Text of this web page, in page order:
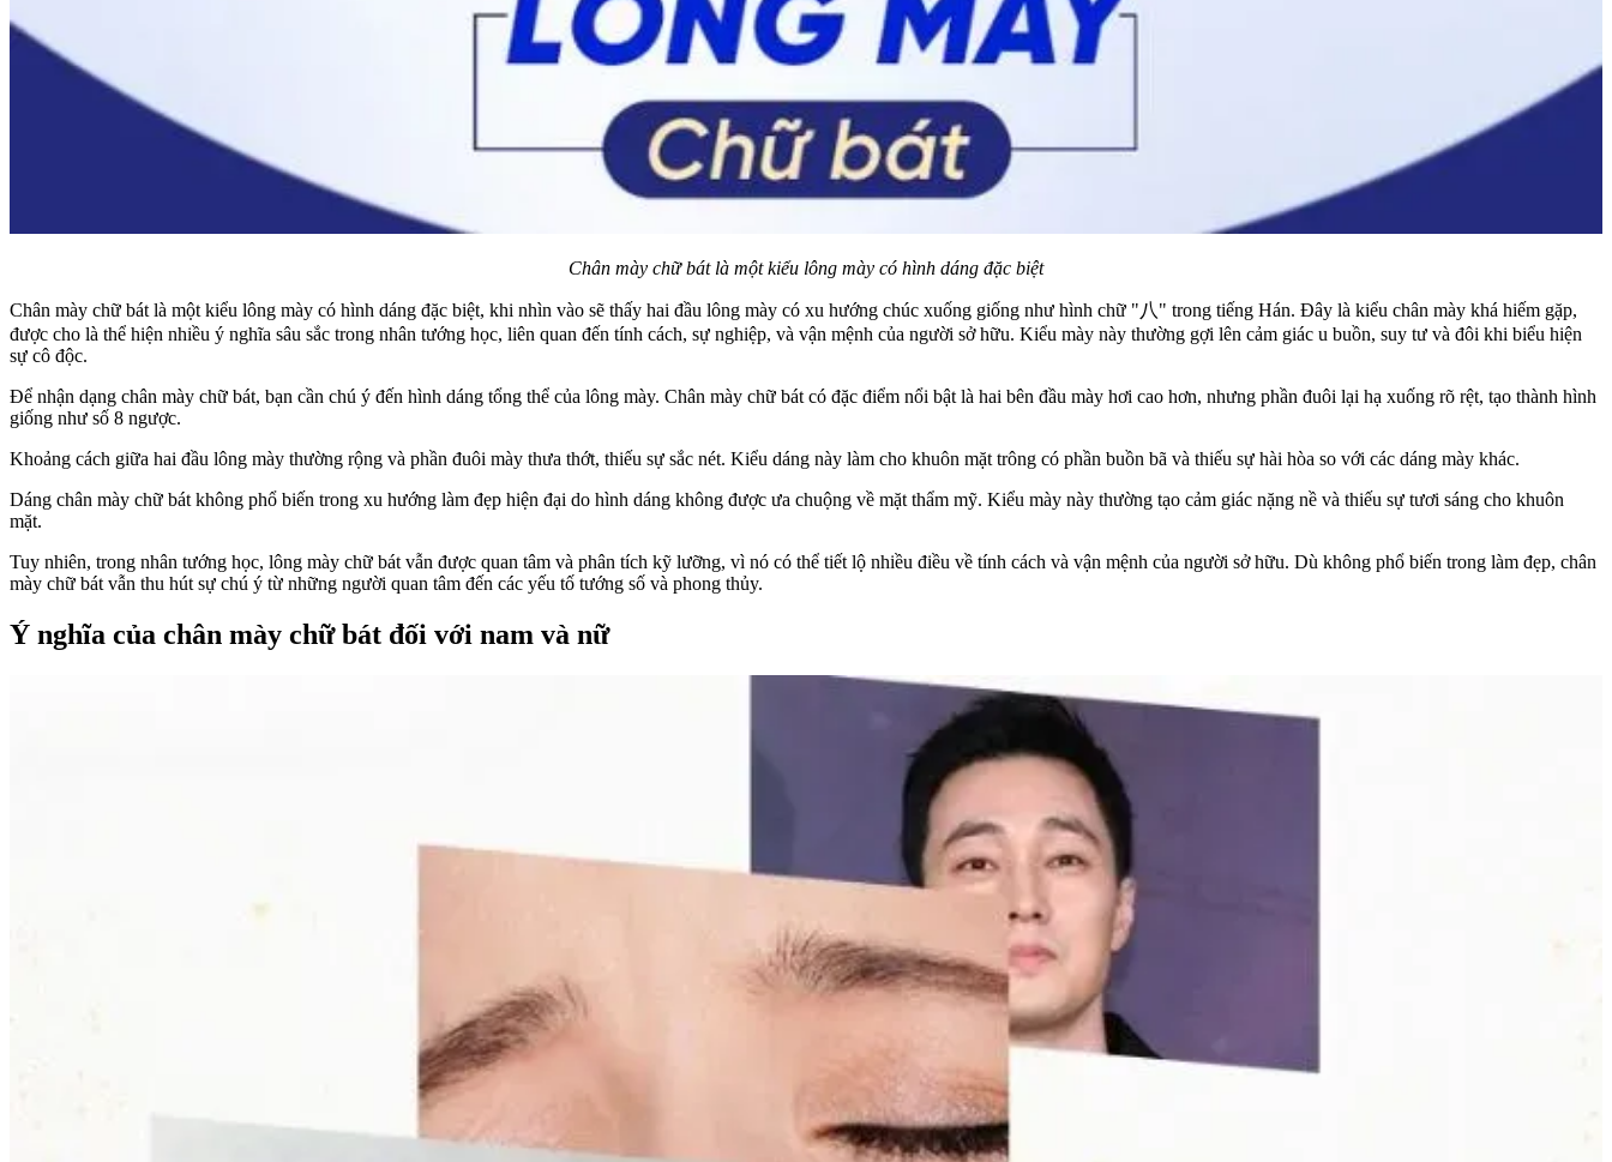
Chân mày chữ bát là một kiểu lông mày có hình dáng đặc biệt
Chân mày chữ bát là một kiểu lông mày có hình dáng đặc biệt, khi nhìn vào sẽ thấy hai đầu lông mày có xu hướng chúc xuống giống như hình chữ "八" trong tiếng Hán. Đây là kiểu chân mày khá hiếm gặp,
được cho là thể hiện nhiều ý nghĩa sâu sắc trong nhân tướng học, liên quan đến tính cách, sự nghiệp, và vận mệnh của người sở hữu. Kiểu mày này thường gợi lên cảm giác u buồn, suy tư và đôi khi biểu hiện
sự cô độc.
Để nhận dạng chân mày chữ bát, bạn cần chú ý đến hình dáng tổng thể của lông mày. Chân mày chữ bát có đặc điểm nổi bật là hai bên đầu mày hơi cao hơn, nhưng phần đuôi lại hạ xuống rõ rệt, tạo thành hình
giống như số 8 ngược.
Khoảng cách giữa hai đầu lông mày thường rộng và phần đuôi mày thưa thớt, thiếu sự sắc nét. Kiểu dáng này làm cho khuôn mặt trông có phần buồn bã và thiếu sự hài hòa so với các dáng mày khác.
Dáng chân mày chữ bát không phổ biến trong xu hướng làm đẹp hiện đại do hình dáng không được ưa chuộng về mặt thẩm mỹ. Kiểu mày này thường tạo cảm giác nặng nề và thiếu sự tươi sáng cho khuôn
mặt.
Tuy nhiên, trong nhân tướng học, lông mày chữ bát vẫn được quan tâm và phân tích kỹ lưỡng, vì nó có thể tiết lộ nhiều điều về tính cách và vận mệnh của người sở hữu. Dù không phổ biến trong làm đẹp, chân
mày chữ bát vẫn thu hút sự chú ý từ những người quan tâm đến các yếu tố tướng số và phong thủy.
Ý nghĩa của chân mày chữ bát đối với nam và nữ